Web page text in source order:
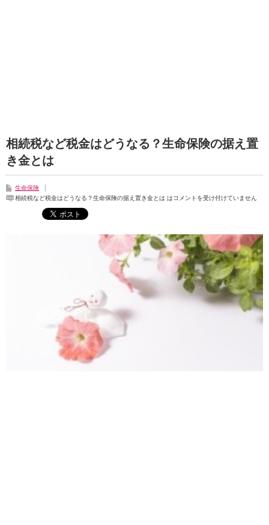
相続税など税金はどうなる？生命保険の据え置
き金とは
生命保険
相続税など税金はどうなる？生命保険の据え置き金とは はコメントを受け付けていません